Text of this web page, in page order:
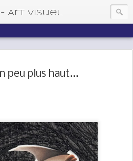
- Art visuel
peu plus haut...